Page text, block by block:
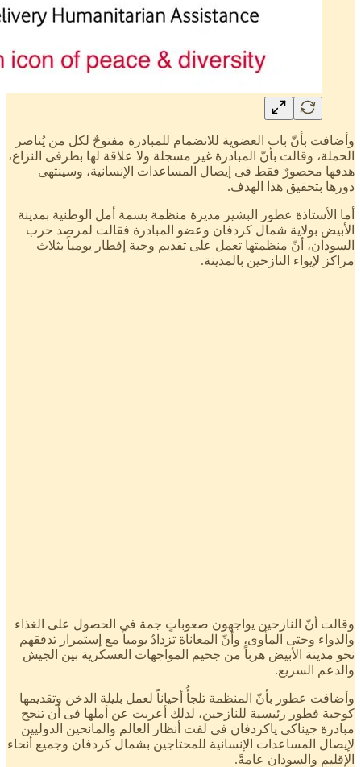
وأضافت بأنّ باب العضوية للانضمام للمبادرة مفتوحٌ لكل من يُناصر
الحملة، وقالت بأنّ المبادرة غير مسجلة ولا علاقة لها بطرفى النزاع،
هدفها محصورٌ فقط فى إيصال المساعدات الإنسانية، وسينتهى
دورها بتحقيق هذا الهدف.
أما الأستاذة عطور البشير مديرة منظمة بسمة أمل الوطنية بمدينة
الأبيض بولاية شمال كردفان وعضو المبادرة فقالت لمرصد حرب
السودان، أنّ منظمتها تعمل على تقديم وجبة إفطار يومياً بثلاث
مراكز لإيواء النازحين بالمدينة.
وقالت أنّ النازحين يواجهون صعوباتٍ جمة فى الحصول على الغذاء
والدواء وحتى المأوى، وأنّ المعاناة تزدادُ يومياً مع إستمرار تدفقهم
نحو مدينة الأبيض هرباً من جحيم المواجهات العسكرية بين الجيش
والدعم السريع.
وأضافت عطور بأنّ المنظمة تلجأُ أحياناً لعمل بليلة الدخن وتقديمها
كوجبة فطور رئيسية للنازحين، لذلك أعربت عن أملها فى أن تنجح
مبادرة جيناكى ياكردفان فى لفت أنظار العالم والمانحين الدوليين
لإيصال المساعدات الإنسانية للمحتاجين بشمال كردفان وجميع أنحاء
الإقليم والسودان عامةً.